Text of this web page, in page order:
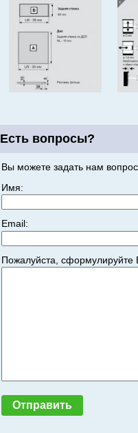
Есть вопросы?
Вы можете задать нам
Имя:
Email:
Пожалуйста,